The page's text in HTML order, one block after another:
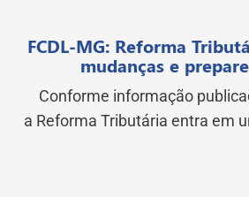
FCDL-MG: Reforma
mudanças e
Conforme informação
a Reforma Tributária entra em